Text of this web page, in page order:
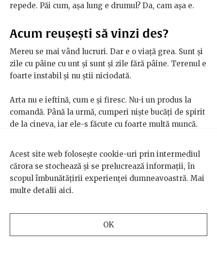
repede. Păi cum, așa lung e drumul? Da, cam așa e.
Acum reușești să vinzi des?
Mereu se mai vând lucruri. Dar e o viață grea. Sunt și
zile cu pâine cu unt și sunt și zile fără pâine. Terenul e
foarte instabil și nu știi niciodată.
Arta nu e ieftină, cum e și firesc. Nu-i un produs la
comandă. Până la urmă, cumperi niște bucăți de spirit
de la cineva, iar ele-s făcute cu foarte multă muncă.
lucrări. Sunt și mai puțini cei care se pot numi cu
adevărat colecționari. Există oameni care și-au
cumpărat două-trei jeepuri, copiii sunt la școli
americane, au case, și la un moment dat, „parc-am
oameni diferiți și pe toți în tratez cu respectul
Acest site web folosește cookie-uri prin intermediul
cărora se stochează și se prelucrează informații, în
scopul îmbunătățirii experienței dumneavoastră. Mai
multe detalii aici.
OK